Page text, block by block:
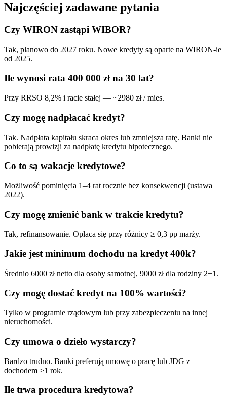
Najczęściej zadawane pytania
Czy WIRON zastąpi WIBOR?
Tak, planowo do 2027 roku. Nowe kredyty są oparte na WIRON-ie
od 2025.
Ile wynosi rata 400 000 zł na 30 lat?
Przy RRSO 8,2% i racie stałej — ~2980 zł / mies.
Czy mogę nadpłacać kredyt?
Tak. Nadpłata kapitału skraca okres lub zmniejsza ratę. Banki nie
pobierają prowizji za nadpłatę kredytu hipotecznego.
Co to są wakacje kredytowe?
Możliwość pominięcia 1–4 rat rocznie bez konsekwencji (ustawa
2022).
Czy mogę zmienić bank w trakcie kredytu?
Tak, refinansowanie. Opłaca się przy różnicy ≥ 0,3 pp marży.
Jakie jest minimum dochodu na kredyt 400k?
Średnio 6000 zł netto dla osoby samotnej, 9000 zł dla rodziny 2+1.
Czy mogę dostać kredyt na 100% wartości?
Tylko w programie rządowym lub przy zabezpieczeniu na innej
nieruchomości.
Czy umowa o dzieło wystarczy?
Bardzo trudno. Banki preferują umowę o pracę lub JDG z
dochodem >1 rok.
Ile trwa procedura kredytowa?